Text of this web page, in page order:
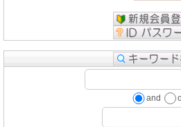
and